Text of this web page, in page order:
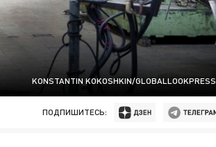
KONSTANTIN KOKOSHKIN/GLOBALLOOKPRESS
ПОДПИШИТЕСЬ: